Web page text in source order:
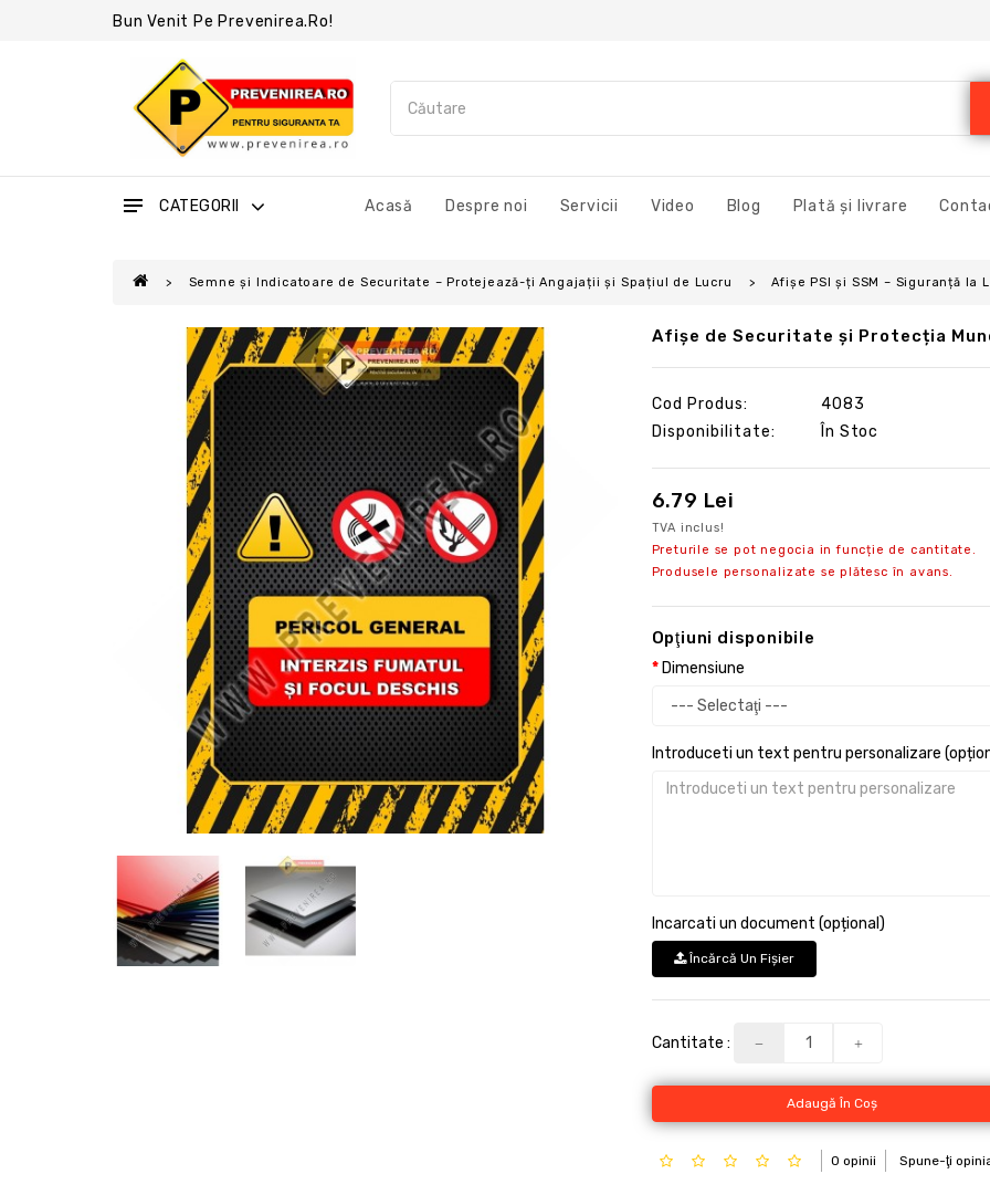
Bun Venit Pe Prevenirea.ro!
CATEGORII Acasă Despre noi Servicii Video Blog Plată și livrare
Semne și Indicatoare de Securitate – Protejează-ți Angajații și Spațiul de Lucru Afișe PSI și SSM – Siguranță la
Afișe de Securitate și Protecția
Cod Produs:
4083
Disponibilitate:
În Stoc
6.79 Lei
TVA inclus!
Preturile se pot negocia in funcție de cantitate.
Produsele personalizate se plătesc în avans.
Opţiuni disponibile
Dimensiune
Introduceti un text pentru personalizare
Incarcati un document (opțional)
Încărcă Un Fişier
Cantitate :
Adaugă În Coş
0 opinii Spune-ţi